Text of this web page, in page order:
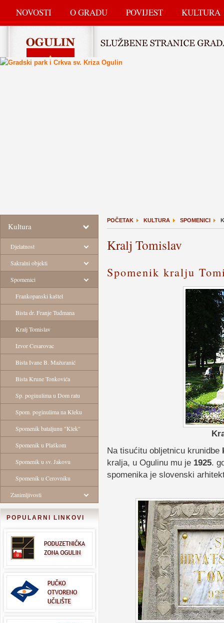
NOVOSTI O GRADU POVIJEST KULTURA
Kultura
Djelatnost
Sakralni objekti
Spomenici
Frankopanski kaštel
Bista dr. Franje Tuđmana
Kralj Tomislav
Izvor Cesarovac
Bista Ivane B. Mažuranić
Bista Krune Tonkovića
Sp. poginulima u Dom ratu
Spom. poginulima na Kleku
Spomenik bataljunu "Klek"
Spomenik u Plaškom
Spomenik u sv. Jakovu
Spomenik u Cerovniku
Zanimljivosti
POPULARNI LINKOVI
POČETAK KULTURA SPOMENICI
Kralj Tomislav
Spomenik kralju
Na tisućitu obljetnicu krunidbe
kralja, u Ogulinu mu je 1925.
spomenika je slovenski